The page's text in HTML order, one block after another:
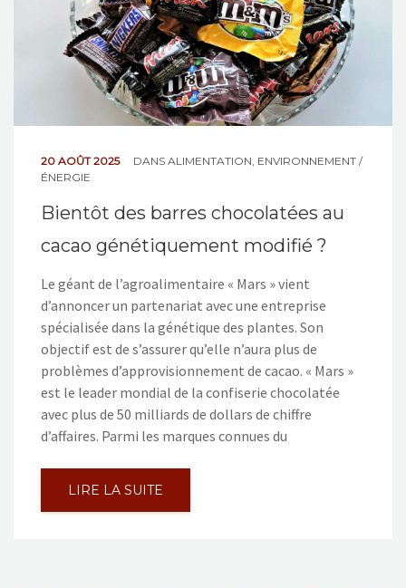
20 AOÛT 2025 DANS ALIMENTATION, ENVIRONNEMENT /
ÉNERGIE
Bientôt des barres chocolatées au
cacao génétiquement modifié ?
Le géant de l’agroalimentaire « Mars » vient
d’annoncer un partenariat avec une entreprise
spécialisée dans la génétique des plantes. Son
objectif est de s’assurer qu’elle n’aura plus de
problèmes d’approvisionnement de cacao. « Mars »
est le leader mondial de la confiserie chocolatée
avec plus de 50 milliards de dollars de chiffre
d’affaires. Parmi les marques connues du
LIRE LA SUITE